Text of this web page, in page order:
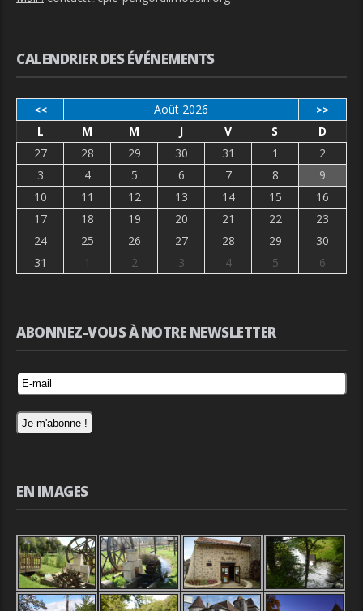
CALENDRIER DES ÉVÉNEMENTS
<< Août 2026 >>
L M M J V S
D
27
28 29 30 31 1
2
3
4 5 6 7 8
9
10
11 12 13 14 15
16
17
18 19 20 21 22
23
24
25 26 27 28 29
30
31
1 2 3 4 5 6
ABONNEZ-VOUS À NOTRE NEWSLETTER
EN IMAGES